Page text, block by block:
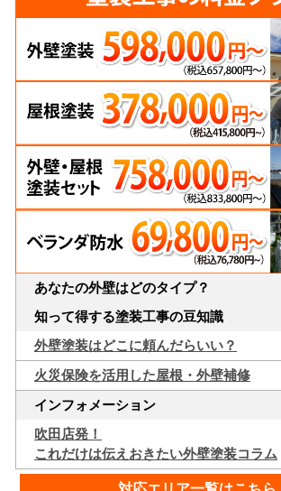
あなたの外壁はどのタイプ？
知って得する塗装工事の豆知識
外壁塗装はどこに頼んだらいい？
火災保険を活用した屋根・外壁補修
インフォメーション
吹田店発！
これだけは伝えおきたい外壁塗装コラム